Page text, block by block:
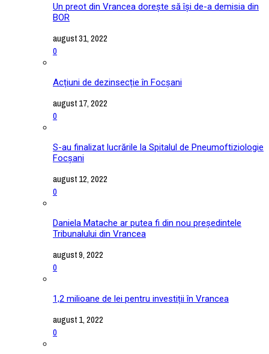
Un preot din Vrancea dorește să își de-a demisia din
BOR
august 31, 2022
0
Acțiuni de dezinsecție în Focșani
august 17, 2022
0
S-au finalizat lucrările la Spitalul de Pneumoftiziologie
Focșani
august 12, 2022
0
Daniela Matache ar putea fi din nou președintele
Tribunalului din Vrancea
august 9, 2022
0
1,2 milioane de lei pentru investiții în Vrancea
august 1, 2022
0